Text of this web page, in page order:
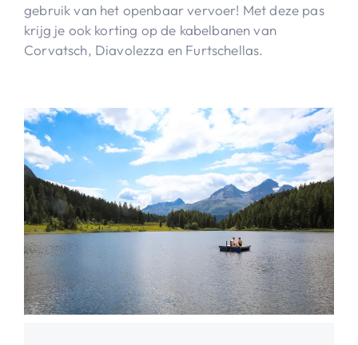
gebruik van het openbaar vervoer! Met deze pas
krijg je ook korting op de kabelbanen van
Corvatsch, Diavolezza en Furtschellas.